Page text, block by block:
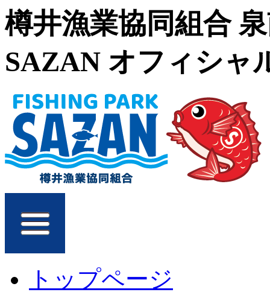
樽井漁業協同組合
SAZAN オフィシャ
トップページ